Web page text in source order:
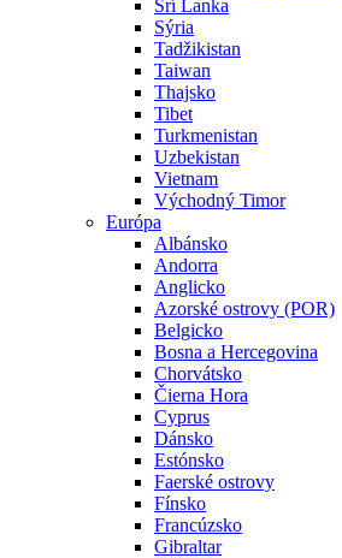
Srí Lanka
Sýria
Tadžikistan
Taiwan
Thajsko
Tibet
Turkmenistan
Uzbekistan
Vietnam
Východný Timor
Európa
Albánsko
Andorra
Anglicko
Azorské ostrovy (POR)
Belgicko
Bosna a Hercegovina
Chorvátsko
Čierna Hora
Cyprus
Dánsko
Estónsko
Faerské ostrovy
Fínsko
Francúzsko
Gibraltar